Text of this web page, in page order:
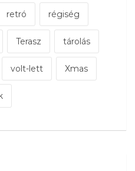
retró régiség
Terasz tárolás
volt-lett Xmas